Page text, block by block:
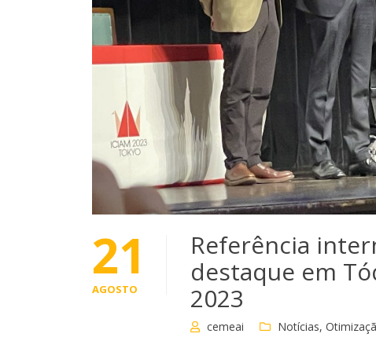
21
AGOSTO
Referência
destaque em
2023
cemeai Notícias,